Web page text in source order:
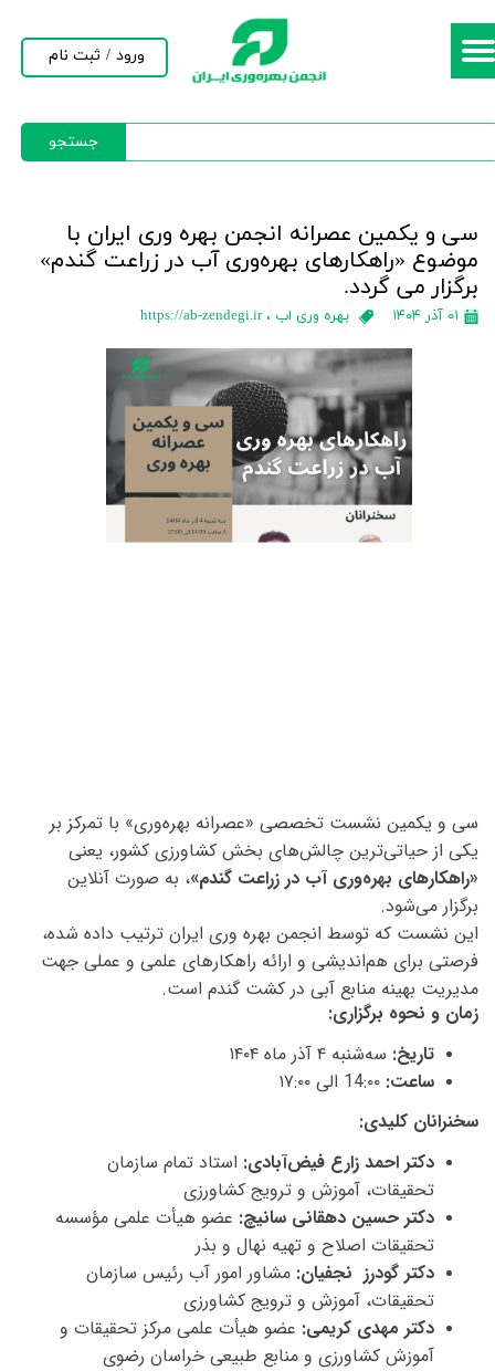
جستجو
ورود / ثبت نام
حساب کاربری من
سی و یکمین عصرانه انجمن بهره وری ایران با
موضوع «راهکارهای بهره‌وری آب در زراعت گندم»
برگزار می گردد.
۰۱ آذر ۱۴۰۴ بهره وری اب ،https://ab-zendegi.ir
سی و یکمین نشست تخصصی «عصرانه بهره‌وری» با تمرکز بر
یکی از حیاتی‌ترین چالش‌های بخش کشاورزی کشور، یعنی
«راهکارهای بهره‌وری آب در زراعت گندم»، به صورت آنلاین
برگزار می‌شود.
این نشست که توسط انجمن بهره وری ایران ترتیب داده شده،
فرصتی برای هم‌اندیشی و ارائه راهکارهای علمی و عملی جهت
مدیریت بهینه منابع آبی در کشت گندم است.
زمان و نحوه برگزاری:
تاریخ: سه‌شنبه ۴ آذر ماه ۱۴۰۴
ساعت:
سخنرانان کلیدی:
دکتر احمد زارع فیض‌آبادی: استاد تمام سازمان
تحقیقات، آموزش و ترویج کشاورزی
دکتر حسین دهقانی سانیچ: عضو هیأت علمی مؤسسه
تحقیقات اصلاح و تهیه نهال و بذر
دکتر گودرز نجفیان: مشاور امور آب رئیس سازمان
تحقیقات، آموزش و ترویج کشاورزی
دکتر مهدی کریمی: عضو هیأت علمی مرکز تحقیقات و
آموزش کشاورزی و منابع طبیعی خراسان رضوی